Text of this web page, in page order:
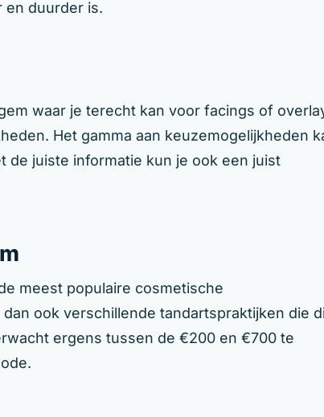
en duurder is.
waar je terecht kan voor facings of
Het gamma aan keuzemogelijkheden
de juiste informatie kun je ook een juist
meest populaire cosmetische
ook verschillende tandartspraktijken die
ergens tussen de €200 en €700 te